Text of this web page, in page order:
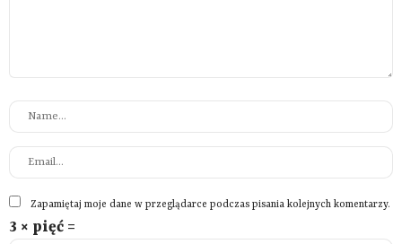
Zapamiętaj moje dane w przeglądarce podczas pisania kolejnych komentarzy.
3 × pięć =